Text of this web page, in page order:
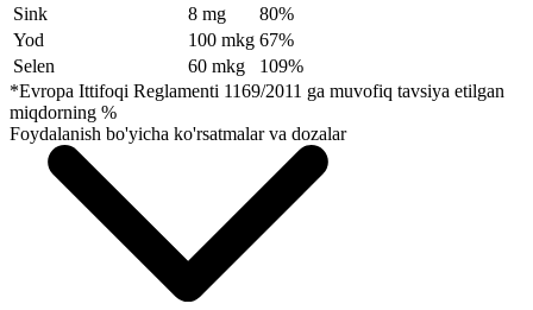
Sink
8 mg
80%
Yod
100 mkg 67%
Selen
60 mkg
109%
*Evropa Ittifoqi Reglamenti 1169/2011 ga muvofiq tavsiya etilgan
miqdorning %
Foydalanish bo'yicha ko'rsatmalar va dozalar